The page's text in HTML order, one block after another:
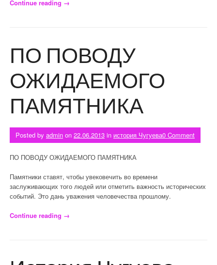
Continue reading «РАСТЕТ ЭКОНОМИКА — УЛУЧШАЕТСЯ ЖИЗНЬ»
→
ПО ПОВОДУ
ОЖИДАЕМОГО
ПАМЯТНИКА
Posted by admin on 22.06.2013 in история Чугуева0 Comment
ПО ПОВОДУ ОЖИДАЕМОГО ПАМЯТНИКА
Памятники ставят, чтобы увековечить во времени
заслуживающих того людей или отметить важность исторических
событий. Это дань уважения человечества прошлому.
Continue reading «ПО ПОВОДУ ОЖИДАЕМОГО ПАМЯТНИКА»
→